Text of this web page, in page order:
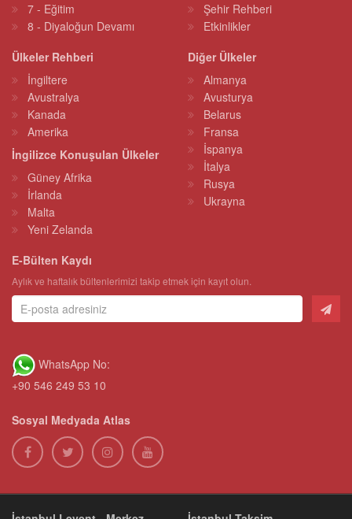
7 - Eğitim
8 - Diyaloğun Devamı
Şehir Rehberi
Etkinlikler
Ülkeler Rehberi
İngiltere
Avustralya
Kanada
Amerika
İngilizce Konuşulan Ülkeler
Güney Afrika
İrlanda
Malta
Yeni Zelanda
Diğer Ülkeler
Almanya
Avusturya
Belarus
Fransa
İspanya
İtalya
Rusya
Ukrayna
E-Bülten Kaydı
Aylık ve haftalık bültenlerimizi takip etmek için kayıt olun.
WhatsApp No:
+90 546 249 53 10
Sosyal Medyada Atlas